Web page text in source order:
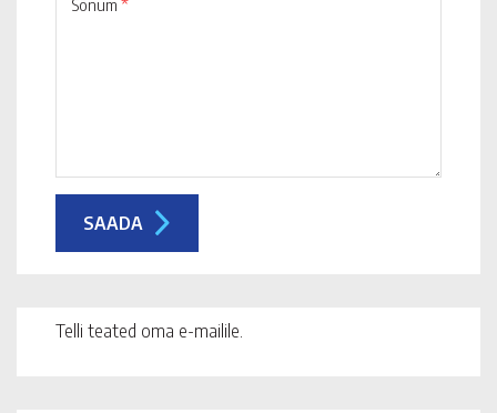
Sõnum *
Telli teated oma e-mailile.